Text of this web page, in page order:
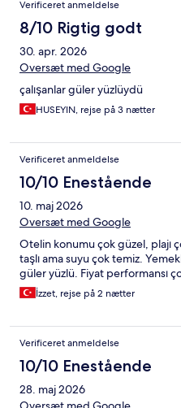
Verificeret anmeldelse
8/10 Rigtig godt
30. apr. 2026
Oversæt med Google
çalışanlar güler yüzlüydü
HUSEYIN, rejse på 3 nætter
Verificeret anmeldelse
10/10 Enestående
10. maj 2026
Oversæt med Google
Otelin konumu çok güzel, plajı
taşlı ama suyu çok temiz.
güler yüzlü. Fiyat performansı
İzzet, rejse på 2 nætter
Verificeret anmeldelse
10/10 Enestående
28. maj 2026